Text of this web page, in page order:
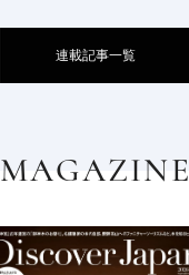
連載記事一覧
MAGAZINE